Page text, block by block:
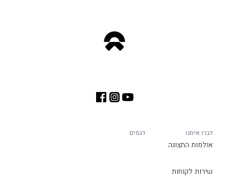
דברו איתנו
אולמות התצוגה
שירות לקוחות
דגמים